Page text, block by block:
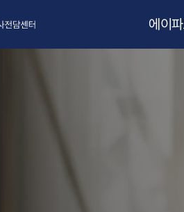
에이